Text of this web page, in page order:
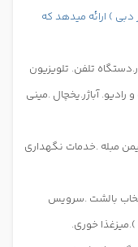
) ارائه میدهد که
تلفن. تلویزیون
آباژر.یخچال .مینی
مبله .خدمات نگهداری
بالشت .سرویس
میزغذا خوری.